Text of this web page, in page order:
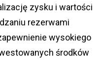
zysku i wartości
rezerwami
wysokiego
środków